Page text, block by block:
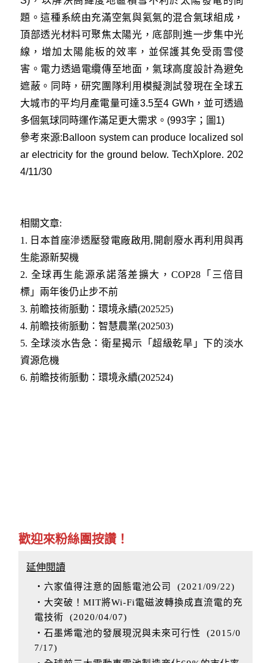
題。這種系統由充滿空氣與氦氣的混合氣球組成，
頂部透光材料可聚焦太陽光，底部則進一步集中光
線，增加太陽能板的效率，並保護其免受雨雪侵
害。電力透過電纜傳至地面，氣球高度設計為避免
遮蔽。同時，研究團隊利用模擬測試發現在全球五
大城市的平均月產電量可達3.5至4 GWh，並可透過
多個氣球同時運作滿足更大需求。(993字；圖1)
參考來源:Balloon system can produce localized sol
ar electricity for the ground below. TechXplore. 202
4/11/30
相關文章:
1. 日本首座滲透壓發電廠啟用,開創廢水再利用與再
生能源新契機
2. 全球再生能源承諾落差擴大，COP28「三倍目
標」兩年後仍止步不前
3. 前瞻技術脈動：環境永續(202525)
4. 前瞻技術脈動：智慧農業(202503)
5. 全球淡水告急：衛星揭示「超級乾旱」下的淡水
資源危機
6. 前瞻技術脈動：環境永續(202524)
歡迎來粉絲團按讚！
延伸閱讀
‧六家值得注意的固態電池公司 (2021/09/22)
‧大突破！MIT將Wi-Fi電磁波轉換成直流電的充
電技術 (2020/04/07)
‧石墨烯電池的發展現況與未來可行性
(2015/0
7/17)